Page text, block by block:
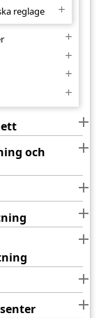
reglage






och





